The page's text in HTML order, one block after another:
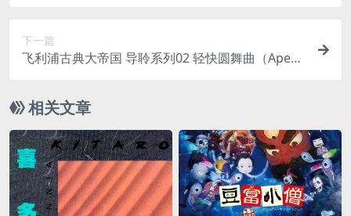
下一篇
飞利浦古典大帝国 导聆系列02 轻快圆舞曲（Ape+C
相关文章